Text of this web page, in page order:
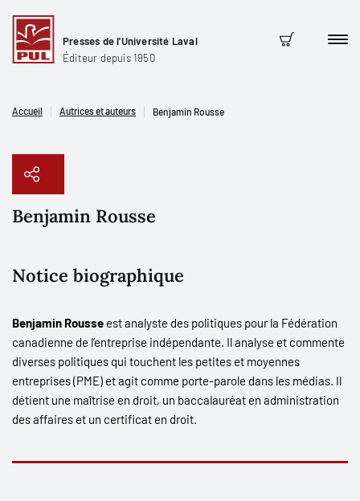
Presses de l'Université Laval
Éditeur depuis 1950
Panier
Accueil Autrices et auteurs Benjamin Rousse
Benjamin Rousse
Notice biographique
Benjamin Rousse est analyste des politiques pour la Fédération
canadienne de l’entreprise indépendante. Il analyse et commente
diverses politiques qui touchent les petites et moyennes
entreprises (PME) et agit comme porte-parole dans les médias. Il
détient une maîtrise en droit, un baccalauréat en administration
des affaires et un certificat en droit.